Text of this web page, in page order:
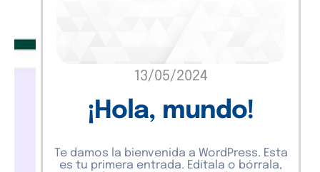
13/05/2024
¡Hola, mundo!
Te damos la bienvenida a WordPress. Esta
es tu primera entrada. Edítala o bórrala,